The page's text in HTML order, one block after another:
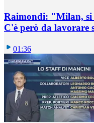
Raimondi: "Milan, si
C'è però da
01:36